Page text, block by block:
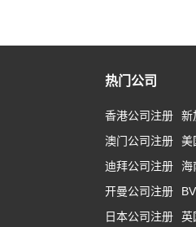
热门公司
香港公司注册
新
澳门公司注册
美
迪拜公司注册
海
开曼公司注册
日本公司注册
英